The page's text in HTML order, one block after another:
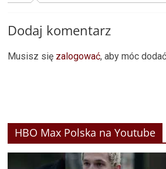
Dodaj komentarz
Musisz się zalogować, aby móc
HBO Max Polska na Youtube